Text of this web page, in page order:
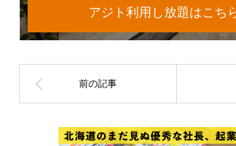
アジト利用し放題はこち